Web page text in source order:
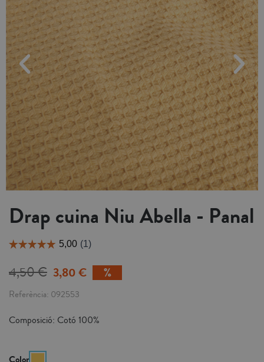
Drap cuina Niu Abella - Panal
4,50 € 3,80 €
Referència 092553
Composició: Cotó 100%